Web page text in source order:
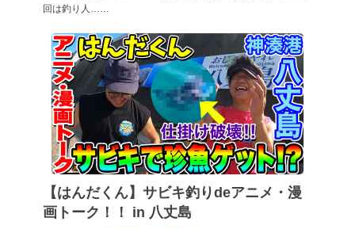
回は釣り人……
【はんだくん】サビキ釣りdeアニメ・漫
画トーク！！ in 八丈島